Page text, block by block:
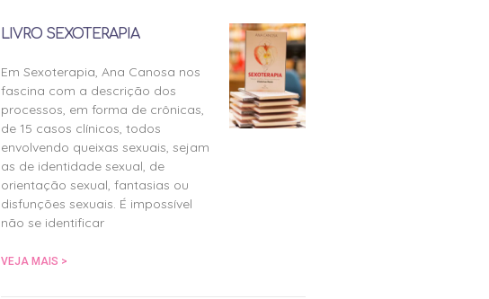
LIVRO SEXOTERAPIA
Em Sexoterapia, Ana Canosa nos
fascina com a descrição dos
processos, em forma de crônicas,
de 15 casos clínicos, todos
envolvendo queixas sexuais, sejam
as de identidade sexual, de
orientação sexual, fantasias ou
disfunções sexuais. É impossível
não se identificar
VEJA MAIS >